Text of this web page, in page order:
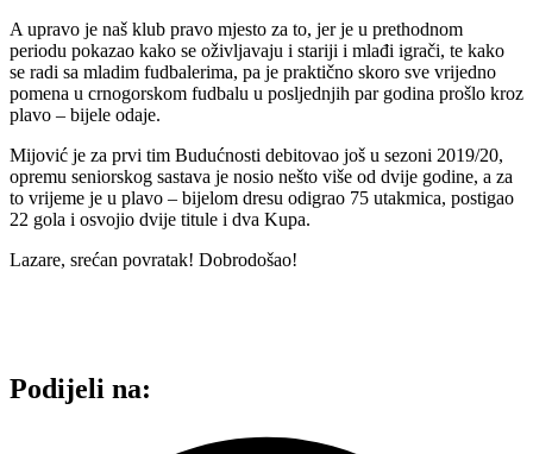
A upravo je naš klub pravo mjesto za to, jer je u prethodnom
periodu pokazao kako se oživljavaju i stariji i mlađi igrači, te kako
se radi sa mladim fudbalerima, pa je praktično skoro sve vrijedno
pomena u crnogorskom fudbalu u posljednjih par godina prošlo kroz
plavo – bijele odaje.
Mijović je za prvi tim Budućnosti debitovao još u sezoni 2019/20,
opremu seniorskog sastava je nosio nešto više od dvije godine, a za
to vrijeme je u plavo – bijelom dresu odigrao 75 utakmica, postigao
22 gola i osvojio dvije titule i dva Kupa.
Lazare, srećan povratak! Dobrodošao!
Podijeli na: